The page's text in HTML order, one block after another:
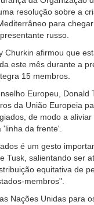
resolução sobre a
para
russo.
Churkin afirmou que
este mês durante a
15 membros.
Europeu, Donald
da União Europeia
de modo a
da frente'.
é um gesto
Tusk, salientando ser
equitativa de
membros".
Nações Unidas para